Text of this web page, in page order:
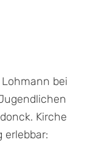
bei
Kirche
erlebbar: